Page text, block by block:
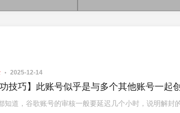
2025-12-14
功技巧】此账号似乎是与多个其他账号一起
知道，谷歌账号的审核一般要延迟几个小时，说明解封